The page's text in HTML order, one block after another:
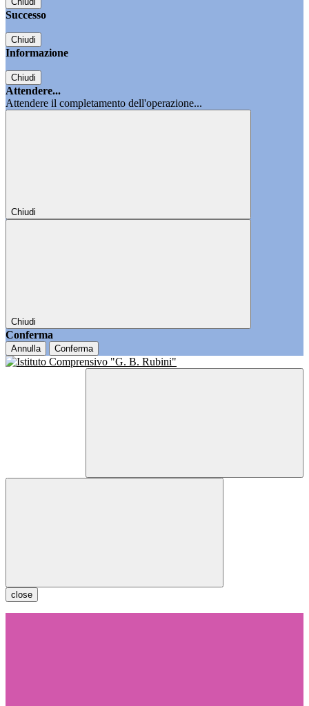
Successo
Chiudi
Informazione
Chiudi
Attendere...
Attendere il completamento dell'operazione...
Chiudi
Chiudi
Conferma
Annulla Conferma
close